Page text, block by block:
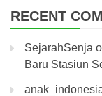
RECENT
SejarahSenja
Baru Stasiun